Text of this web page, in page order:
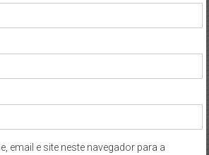
email e site neste navegador para a